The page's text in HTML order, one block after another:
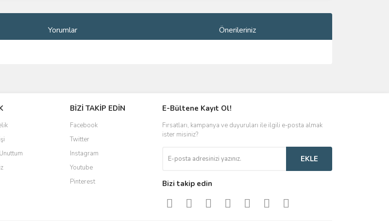
Yorumlar Önerileriniz
BİZİ TAKİP EDİN
Facebook
Twitter
Instagram
Youtube
Pinterest
E-Bültene Kayıt Ol!
Fırsatları, kampanya ve duyuruları ile ilgili e-posta almak
ister misiniz?
EKLE
Bizi takip edin